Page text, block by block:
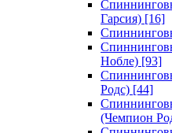
Гарсия) [16]
Нобле) [93]
Родс) [44]
(Чемпион